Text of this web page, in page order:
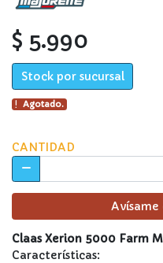
$ 5.990
Stock por sucursal
Agotado.
CANTIDAD
Avísame
Claas Xerion 5000 Farm
Características: